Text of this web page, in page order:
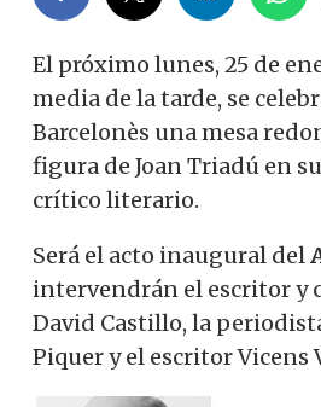
El próximo lunes, 25 de
media de la tarde, se
Barcelonès una mesa
figura de Joan Triadú en
crítico literario.
Será el acto inaugural del
intervendrán el escritor y
David Castillo, la
Piquer y el escritor Vicens